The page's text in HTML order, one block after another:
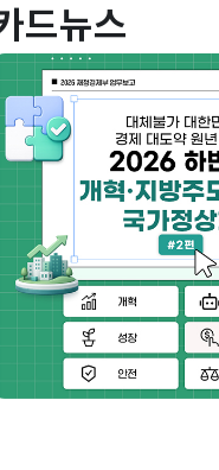
드뉴스